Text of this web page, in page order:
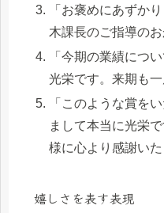
「お褒めにあずか
木課長のご指導のお
「今期の業績につ
光栄です。来期も
「このような賞を
まして本当に光栄
様に心より感謝いた
嬉しさを表す表現